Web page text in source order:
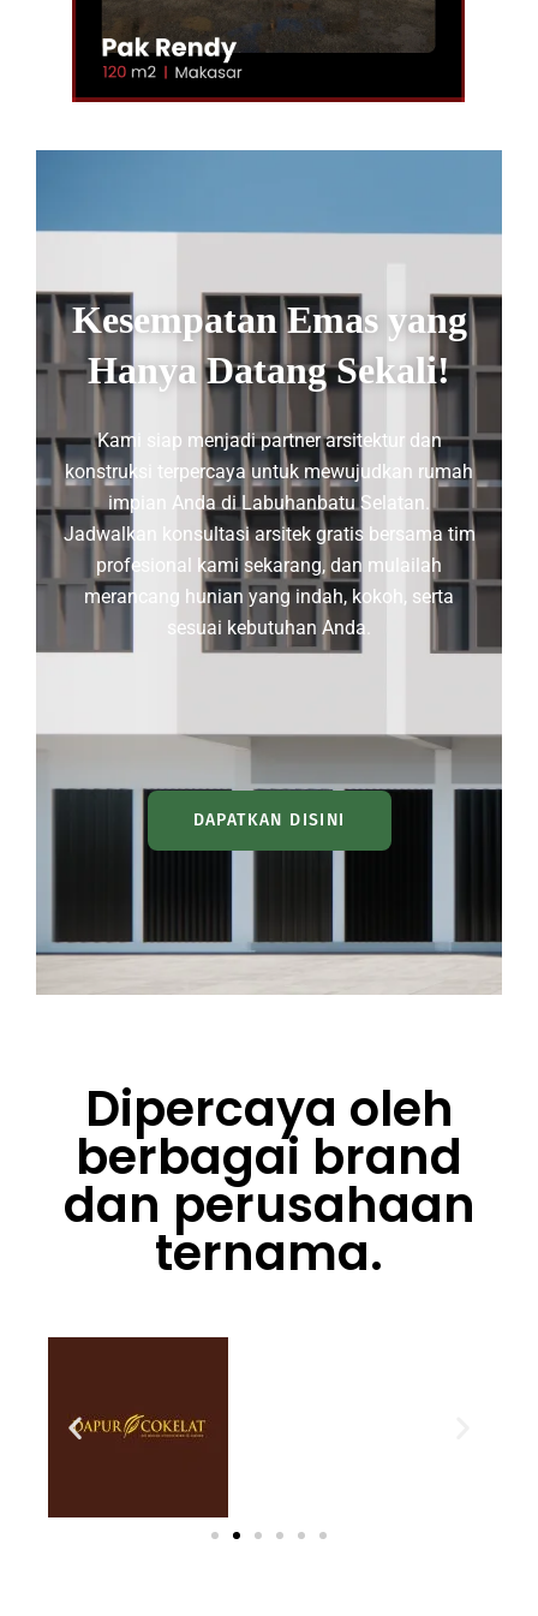
Kesempatan Emas yang
Hanya Datang Sekali!
Kami siap menjadi partner arsitektur dan
konstruksi terpercaya untuk mewujudkan rumah
impian Anda di Labuhanbatu Selatan.
Jadwalkan konsultasi arsitek gratis bersama tim
profesional kami sekarang, dan mulailah
merancang hunian yang indah, kokoh, serta
sesuai kebutuhan Anda.
DAPATKAN DISINI
Dipercaya oleh
berbagai brand
dan perusahaan
ternama.